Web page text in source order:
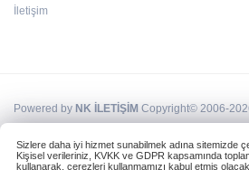
İletişim
Powered by NK İLETİŞİM Copyright© 2006-
Sizlere daha iyi hizmet sunabilmek adına sitemizde
Kişisel verileriniz, KVKK ve GDPR kapsamında
kullanarak, çerezleri kullanmamızı kabul etmiş